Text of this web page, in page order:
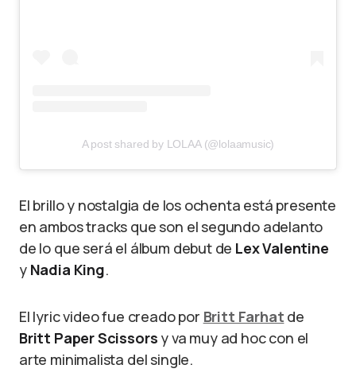
A post shared by LOLAA (@lolaamusic)
El brillo y nostalgia de los ochenta está presente
en ambos tracks que son el segundo adelanto
de lo que será el álbum debut de Lex Valentine
y Nadia King.
El lyric video fue creado por Britt Farhat de
Britt Paper Scissors y va muy ad hoc con el
arte minimalista del single.